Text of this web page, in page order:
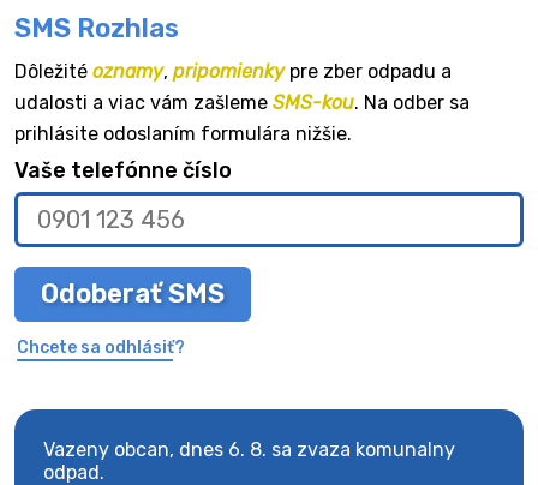
SMS Rozhlas
Dôležité oznamy, pripomienkypre zber odpadu a
udalosti a viac vám zašleme SMS-kou. Na odber sa
prihlásite odoslaním formulára nižšie.
Vaše telefónne číslo
Odoberať SMS
Chcete sa odhlásiť?
Vazeny obcan, dnes 6. 8. sa zvaza komunalny
odpad.